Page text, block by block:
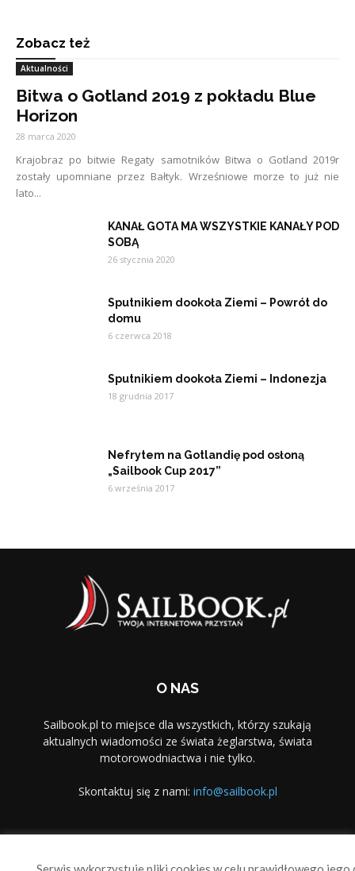
Zobacz też
Aktualności
Bitwa o Gotland 2019 z pokładu Blue
Horizon
28 marca 2020
Krajobraz po bitwie Regaty samotników Bitwa o Gotland 2019r
zostały upomniane przez Bałtyk. Wrześniowe morze to już nie
lato...
KANAŁ GOTA MA WSZYSTKIE KANAŁY POD
SOBĄ
26 stycznia 2020
Sputnikiem dookoła Ziemi – Powrót do
domu
6 czerwca 2018
Sputnikiem dookoła Ziemi – Indonezja
18 grudnia 2017
Nefrytem na Gotlandię pod osłoną
„Sailbook Cup 2017”
6 września 2017
O NAS
Sailbook.pl to miejsce dla wszystkich, którzy szukają
aktualnych wiadomości ze świata żeglarstwa, świata
motorowodniactwa i nie tylko.
Skontaktuj się z nami: info@sailbook.pl